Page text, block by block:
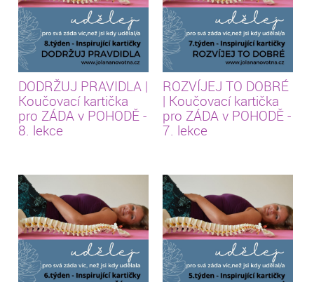
DODRŽUJ PRAVIDLA |
Koučovací kartička
pro ZÁDA v POHODĚ -
8. lekce
ROZVÍJEJ TO DOBRÉ
| Koučovací kartička
pro ZÁDA v POHODĚ -
7. lekce